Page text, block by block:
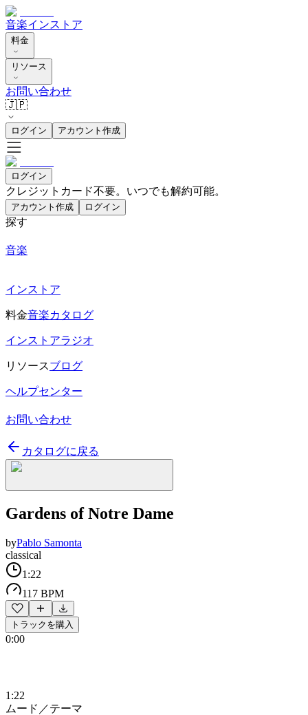
音楽インストア
料金
リソース
お問い合わせ
🇯🇵
ログイン アカウント作成
ログイン
クレジットカード不要。いつでも解約可能。
アカウント作成 ログイン
探す
音楽
インストア
料金音楽カタログ
インストアラジオ
リソースブログ
ヘルプセンター
お問い合わせ
カタログに戻る
Gardens of Notre Dame
byPablo Samonta
classical
1:22
117 BPM
トラックを購入
0:00
1:22
ムード／テーマ